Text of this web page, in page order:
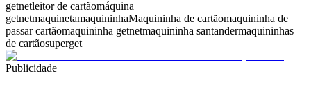
getnetleitor de cartãomáquina
getnetmaquinetamaquininhaMaquininha de cartãomaquininha de
passar cartãomaquininha getnetmaquininha santandermaquininhas
de cartãosuperget
Publicidade